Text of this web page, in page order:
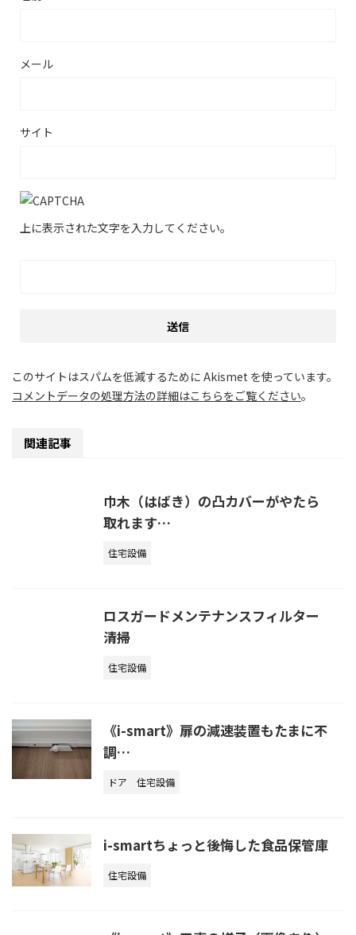
メール
サイト
上に表示された文字を入力してください。
このサイトはスパムを低減するために Akismet を使っています。
コメントデータの処理方法の詳細はこちらをご覧ください。
関連記事
巾木（はばき）の凸カバーがやたら
取れます…
住宅設備
ロスガードメンテナンスフィルター
清掃
住宅設備
《i-smart》扉の減速装置もたまに不
調…
ドア 住宅設備
i-smartちょっと後悔した食品保管庫
住宅設備